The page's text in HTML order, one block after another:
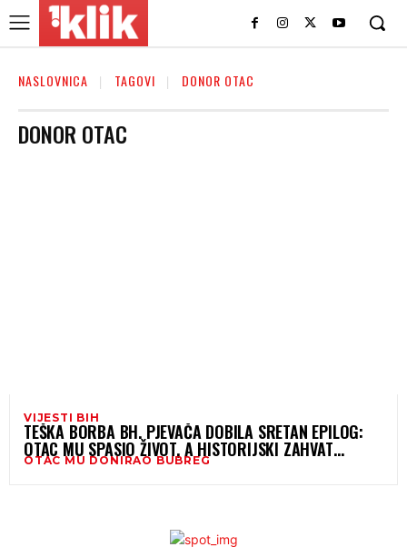
NASLOVNICA TAGOVI DONOR OTAC
DONOR OTAC
VIJESTI BIH
TEŠKA BORBA BH. PJEVAČA DOBILA SRETAN EPILOG:
OTAC MU SPASIO ŽIVOT, A HISTORIJSKI ZAHVAT
IZVEDEN JE U MOSTARU
OTAC MU DONIRAO BUBREG